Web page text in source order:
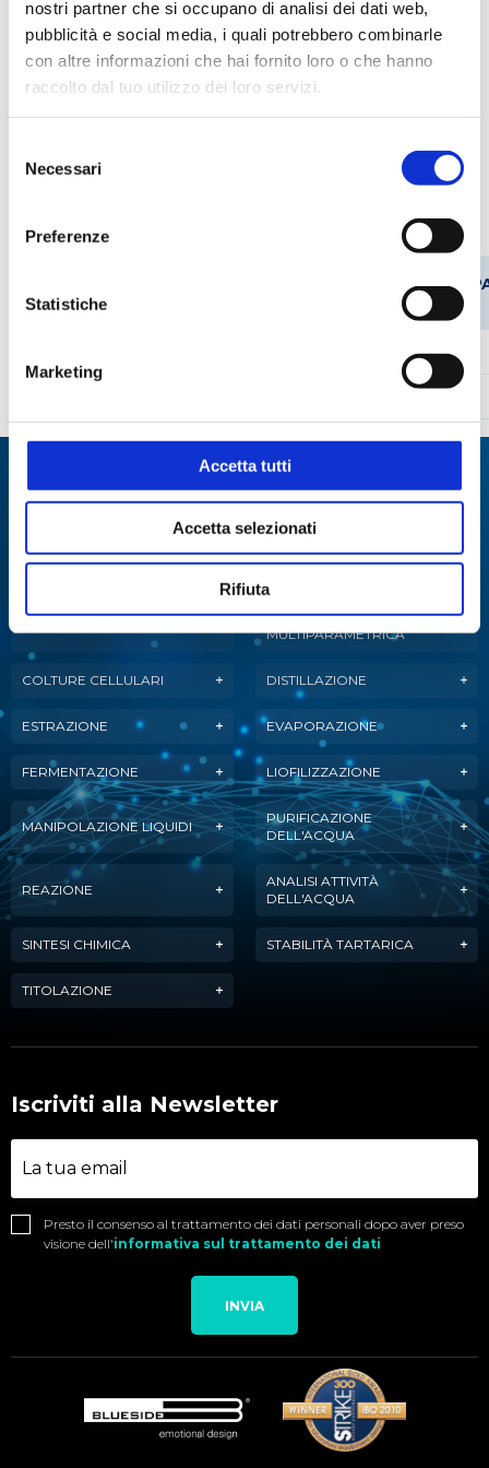
nostri partner che si occupano di analisi dei dati web,
pubblicità e social media, i quali potrebbero combinarle
con altre informazioni che hai fornito loro o che hanno
raccolto dal tuo utilizzo dei loro servizi.
delNecessari
Preferenze
Statistiche
Marketing
Accetta tutti
Accetta selezionati
Rifiuta
Applicazioni
STEROGLASS
ALTEZZA
ML
120
Specialisti in:
Abbiamo sviluppato soluzioni, tecnologie e
strumenti per diverse applicazioni.
ANALISI
MULTIPARAMETRICA
COLTURE CELLULARI DISTILLAZIONE
ESTRAZIONE EVAPORAZIONE
FERMENTAZIONE LIOFILIZZAZIONE
MANIPOLAZIONE LIQUIDI
PURIFICAZIONE
DELL'ACQUA
REAZIONE
ANALISI ATTIVITÀ
DELL'ACQUA
SINTESI CHIMICA STABILITÀ TARTARICA
TITOLAZIONE
Iscriviti alla Newsletter
Presto il consenso al trattamento dei dati personali dopo aver preso
visione dell'informativa sul trattamento dei dati
INVIA